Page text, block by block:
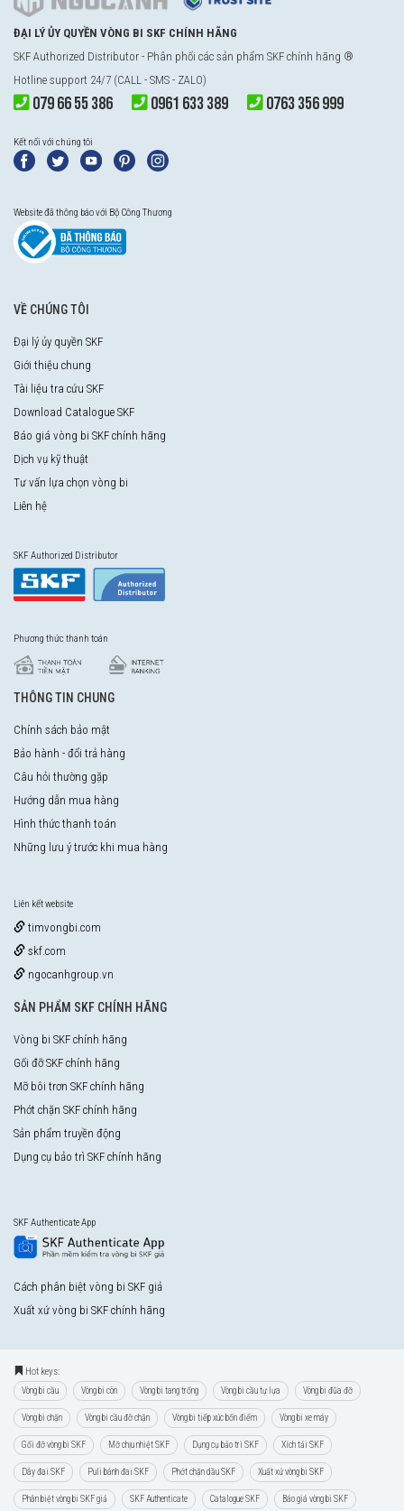
ĐẠI LÝ ỦY QUYỀN VÒNG BI SKF CHÍNH HÃNG
SKF Authorized Distributor - Phân phối các sản phẩm SKF chính hãng ®
Hotline support 24/7 (CALL - SMS - ZALO)
079 66 55 386 0961 633 389 0763 356 999
Kết nối với chúng tôi
Website đã thông báo với Bộ Công Thương
VỀ CHÚNG TÔI
Đại lý ủy quyền SKF
Giới thiệu chung
Tài liệu tra cứu SKF
Download Catalogue SKF
Báo giá vòng bi SKF chính hãng
Dịch vụ kỹ thuật
Tư vấn lựa chọn vòng bi
Liên hệ
SKF Authorized Distributor
Phương thức thanh toán
THÔNG TIN CHUNG
Chính sách bảo mật
Bảo hành - đổi trả hàng
Câu hỏi thường gặp
Hướng dẫn mua hàng
Hình thức thanh toán
Những lưu ý trước khi mua hàng
Liên kết website
timvongbi.com
skf.com
ngocanhgroup.vn
SẢN PHẨM SKF CHÍNH HÃNG
Vòng bi SKF chính hãng
Gối đỡ SKF chính hãng
Mỡ bôi trơn SKF chính hãng
Phớt chặn SKF chính hãng
Sản phẩm truyền động
Dụng cụ bảo trì SKF chính hãng
SKF Authenticate App
Cách phân biệt vòng bi SKF giả
Xuất xứ vòng bi SKF chính hãng
Hot keys:
Vòng bi cầu Vòng bi côn Vòng bi tang trống Vòng bi cầu tự lựa Vòng bi đũa đỡ
Vòng bi chặn Vòng bi cầu đỡ chặn Vòng bi tiếp xúc bốn điểm Vòng bi xe máy
Gối đỡ vòng bi SKF Mỡ chịu nhiệt SKF Dụng cụ bảo trì SKF Xích tải SKF
Dây đai SKF Puli bánh đai SKF Phớt chặn dầu SKF Xuất xứ vòng bi SKF
Phân biệt vòng bi SKF giả SKF Authenticate Catalogue SKF Báo giá vòng bi SKF